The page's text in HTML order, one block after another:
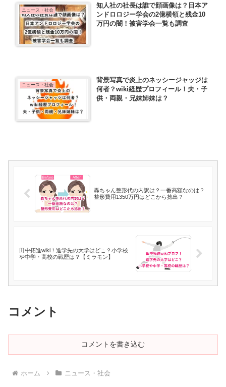
ニュース・社会
知人社の社長は誰で顔画像は？日本ア
ンドロロジー学会の2億横領と残金10
万円の闇！被害学会一覧も調査
ニュース・社会
背景写真で炎上のネッシージャッジは
何者？wiki経歴プロフィール！夫・子
供・両親・兄妹姉妹は？
轟ちゃん整形代の内訳は？一番高額なのは？
整形費用1350万円はどこから捻出？
田中拓進wiki！進学先の大学はどこ？小学校
や中学・高校の戦歴は？【ミラモン】
コメント
コメントを書き込む
ホーム ニュース・社会